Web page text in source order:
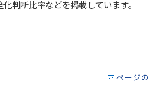
判断比率などを掲載しています。
ページ